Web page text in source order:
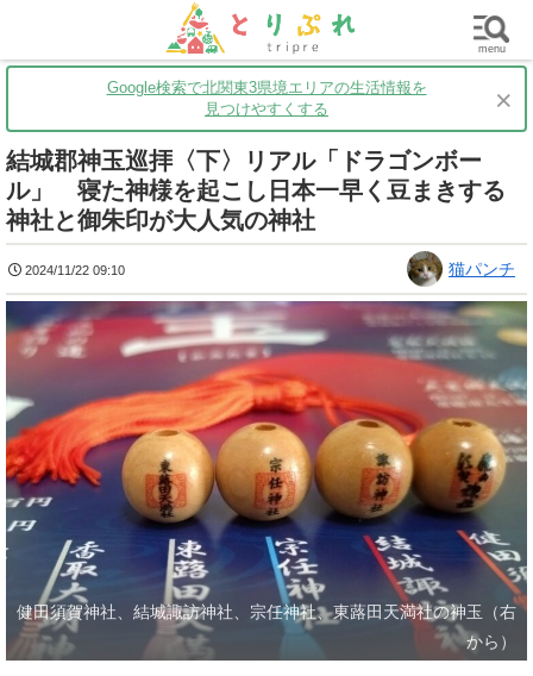
茨城 グルメ 買い物 子育て
Google検索で北関東3県境エリアの生活情報を
見つけやすくする
×
結城郡神玉巡拝〈下〉リアル「ドラゴンボー
ル」 寝た神様を起こし日本一早く豆まきする
神社と御朱印が大人気の神社
2024/11/22 09:10 猫パンチ
健田須賀神社、結城諏訪神社、宗任神社、東蕗田天満社の神玉（右
から）
menu